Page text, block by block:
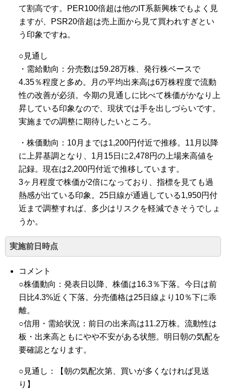
て割高です。PER100倍超は他のIT系新興株でもよく見
ますが、PSR20倍超は売上面から見て買われすぎとい
う印象ですね。
○見通し
・需給動向：分売数は59.28万株、発行株ベースで
4.35％程度と多め。月の平均出来高は6万株程度で流動
性の改善が必須。今期の見通しに比べて株価がかなり上
昇している印象なので、現状では手を出しづらいです。
実施までの調整に期待したいところ。
・株価動向：10月までは1,200円付近で推移。11月以降
に上昇基調となり、1月15日に2,478円の上場来高値を
記録。現在は2,200円付近で推移しています。
3ヶ月程度で株価が2倍になっており、指標を見ても過
熱感が出ている印象。25日線が通過している1,950円付
近まで調整すれば、多少はリスクを軽減できそうでしょ
うか。
実施前日時点
コメント
○株価動向：発表日以降、株価は16.3％下落。今日は前
日比4.3%近く下落。分売価格は25日線より10％下に乖
離。
○信用・需給状況：前日の出来高は11.2万株。流動性は
板・出来高ともにやや不安がある状態。明日朝の気配を
要確認となります。
○見通し：【朝の気配次第、買いが多くなければ見送
り】